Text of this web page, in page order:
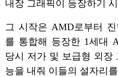
내장 그래픽이 등장하기
그 시작은 AMD로부터
를 통합해 등장한 1세대
당시 저가 및 보급형 외장
능을 내줘 이들의 설자리